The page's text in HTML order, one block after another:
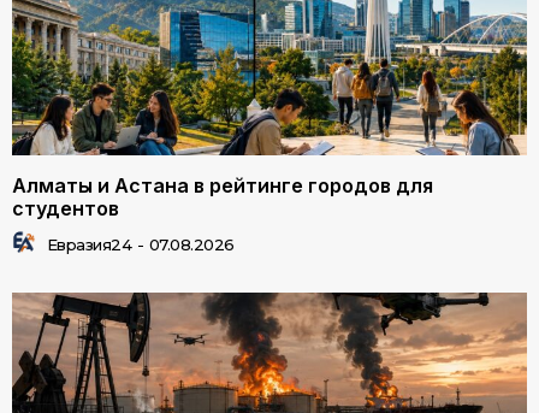
Алматы и Астана в рейтинге городов для
студентов
Евразия24 - 07.08.2026